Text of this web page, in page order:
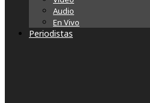
Audio
En Vivo
Periodistas